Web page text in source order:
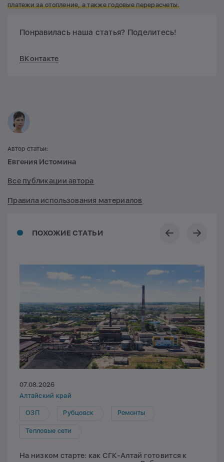
платежи за отопление, а также годовые перерасчеты.
Понравилась наша статья? Поделитесь!
ВКонтакте
ПОХОЖИЕ СТАТЬИ
07.08.2026
Алтайский край
ОЗП Рубцовск Ремонты
Тепловые сети
На низком старте: как СГК-Алтай готовится к
Автор статьи:
Евгения Истомина
Все публикации автора
Правила использования материалов